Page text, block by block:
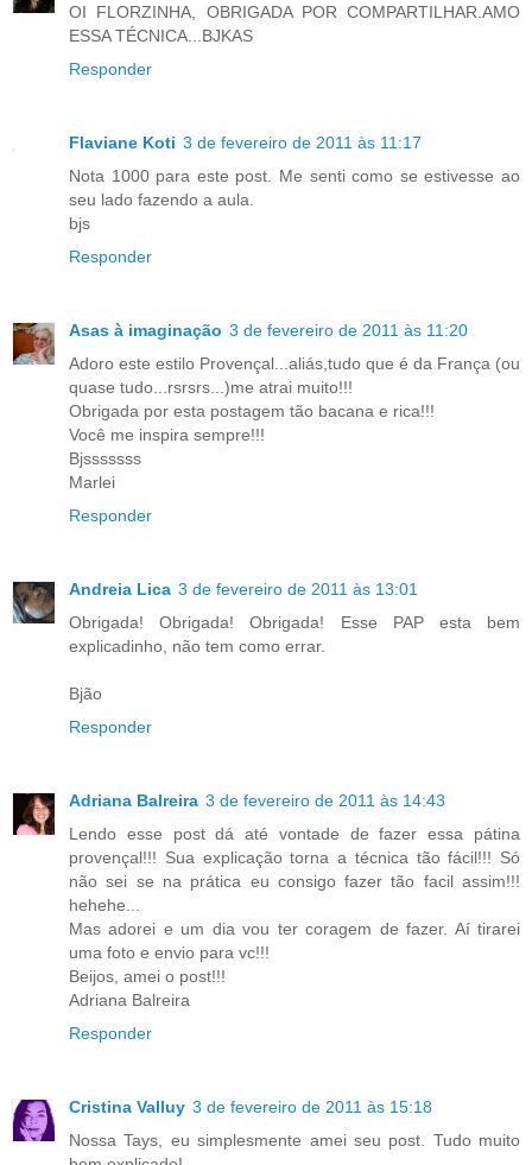
OI FLORZINHA, OBRIGADA POR COMPARTILHAR.AMO
ESSA TÉCNICA...BJKAS
Responder
Flaviane Koti 3 de fevereiro de 2011 às 11:17
Nota 1000 para este post. Me senti como se estivesse ao
seu lado fazendo a aula.
bjs
Responder
Asas à imaginação 3 de fevereiro de 2011 às 11:20
Adoro este estilo Provençal...aliás,tudo que é da França (ou
quase tudo...rsrsrs...)me atrai muito!!!
Obrigada por esta postagem tão bacana e rica!!!
Você me inspira sempre!!!
Bjsssssss
Marlei
Responder
Andreia Lica 3 de fevereiro de 2011 às 13:01
Obrigada! Obrigada! Obrigada! Esse PAP esta bem
explicadinho, não tem como errar.
Bjão
Responder
Adriana Balreira 3 de fevereiro de 2011 às 14:43
Lendo esse post dá até vontade de fazer essa pátina
provençal!!! Sua explicação torna a técnica tão fácil!!! Só
não sei se na prática eu consigo fazer tão facil assim!!!
hehehe...
Mas adorei e um dia vou ter coragem de fazer. Aí tirarei
uma foto e envio para vc!!!
Beijos, amei o post!!!
Adriana Balreira
Responder
Cristina Valluy 3 de fevereiro de 2011 às 15:18
Nossa Tays, eu simplesmente amei seu post. Tudo muito